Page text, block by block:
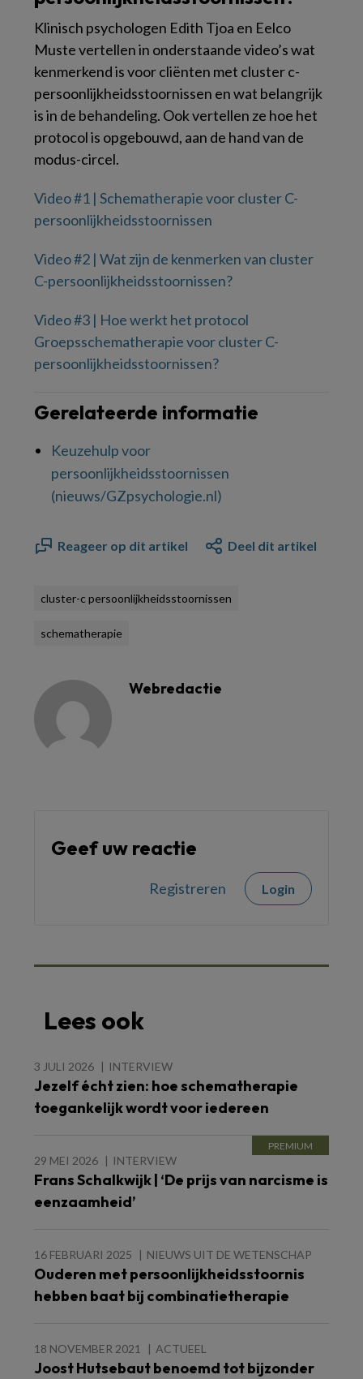
Klinisch psychologen Edith Tjoa en Eelco
Muste vertellen in onderstaande video’s wat
kenmerkend is voor cliënten met cluster c-
persoonlijkheidsstoornissen en wat belangrijk
is in de behandeling. Ook vertellen ze hoe het
protocol is opgebouwd, aan de hand van de
modus-circel.
Video #1 | Schematherapie voor cluster C-
persoonlijkheidsstoornissen
Video #2 | Wat zijn de kenmerken van cluster
C-persoonlijkheidsstoornissen?
Video #3 | Hoe werkt het protocol
Groepsschematherapie voor cluster C-
persoonlijkheidsstoornissen?
Gerelateerde informatie
Keuzehulp voor
persoonlijkheidsstoornissen
(nieuws/GZpsychologie.nl)
Reageer op dit artikel Deel dit artikel
cluster-c persoonlijkheidsstoornissen
schematherapie
Webredactie
Geef uw reactie
Registreren Login
Lees ook
3 JULI 2026 INTERVIEW
Jezelf écht zien: hoe schematherapie
toegankelijk wordt voor iedereen
29 MEI 2026 INTERVIEW
Frans Schalkwijk | ‘De prijs van narcisme is
eenzaamheid’
16 FEBRUARI 2025 NIEUWS UIT DE WETENSCHAP
Ouderen met persoonlijkheidsstoornis
hebben baat bij combinatietherapie
18 NOVEMBER 2021 ACTUEEL
Joost Hutsebaut benoemd tot bijzonder